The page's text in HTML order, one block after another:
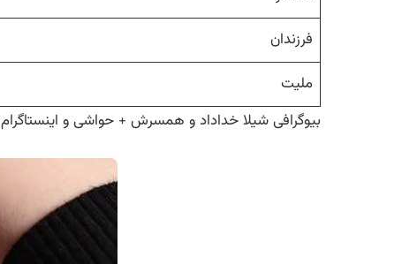
فرزندان
ملیت
بیوگرافی شیلا خداداد و همسرش + حواشی و اینستاگرام